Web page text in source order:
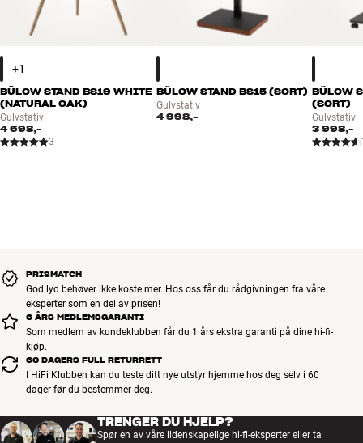
BÜLOW STAND BS19 WHITE
(NATURAL OAK)
Gulvstativ
4 698,-
3
BÜLOW STAND BS15 (SORT)
Gulvstativ
4 998,-
BÜLOW
(SORT)
Gulvstativ
3 998,-
PRISMATCH
God lyd behøver ikke koste mer. Hos oss får du rådgivningen fra våre
eksperter som en del av prisen!
6 ÅRS MEDLEMSGARANTI
Som medlem av kundeklubben får du 1 års ekstra garanti på dine hi-fi-
kjøp.
60 DAGERS FULL RETURRETT
I HiFi Klubben kan du teste ditt nye utstyr hjemme hos deg selv i 60
dager før du bestemmer deg.
TRENGER DU HJELP?
Spør en av våre lidenskapelige hi-fi-eksperter eller ta